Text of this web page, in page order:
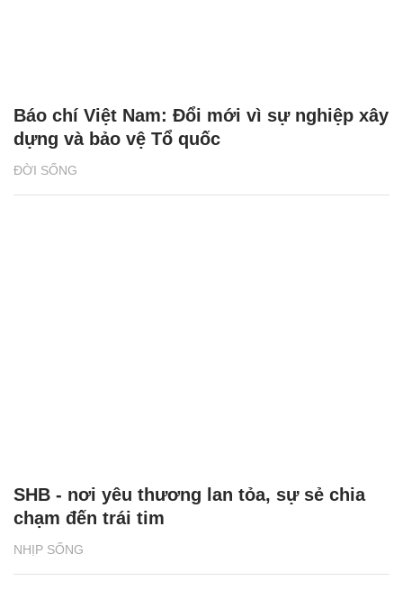
ĐỜI SỐNG
Báo chí Việt Nam: Đổi mới vì sự nghiệp xây
dựng và bảo vệ Tổ quốc
NHỊP SỐNG
SHB - nơi yêu thương lan tỏa, sự sẻ chia
chạm đến trái tim